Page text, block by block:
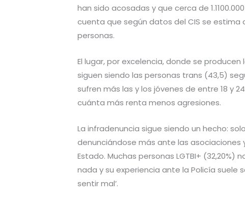
han sido acosadas y que cerca de
cuenta que según datos del CIS se estima
personas.
El lugar, por excelencia, donde se
siguen siendo las personas trans (43,5)
sufren más las y los jóvenes de entre 18 y
cuánta más renta menos agresiones.
La infradenuncia sigue siendo un hecho:
denunciándose más ante las asociaciones
Estado. Muchas personas LGTBI+
nada y su experiencia ante la Policía suele
sentir mal’.